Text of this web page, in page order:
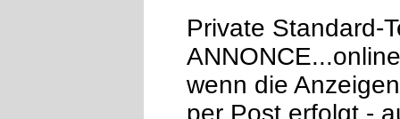
Private Standard-
wenn die
per Post erfolgt -